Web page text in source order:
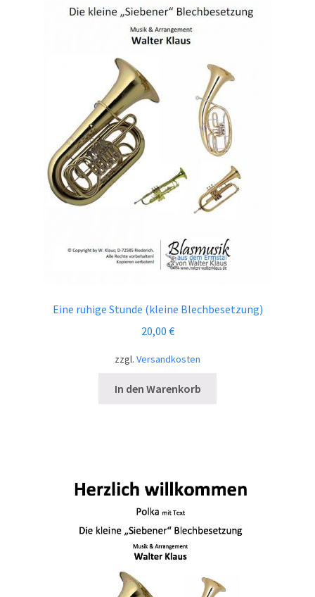
Eine ruhige Stunde (kleine Blechbesetzung)
20,00 €
zzgl. Versandkosten
In den Warenkorb